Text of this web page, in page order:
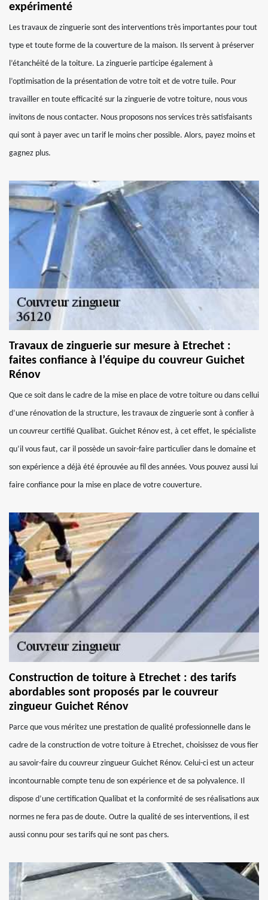
expérimenté
Les travaux de zinguerie sont des interventions très importantes pour tout
type et toute forme de la couverture de la maison. Ils servent à préserver
l’étanchéité de la toiture. La zinguerie participe également à
l’optimisation de la présentation de votre toit et de votre tuile. Pour
travailler en toute efficacité sur la zinguerie de votre toiture, nous vous
invitons de nous contacter. Nous proposons nos services très satisfaisants
qui sont à payer avec un tarif le moins cher possible. Alors, payez moins et
gagnez plus.
Travaux de zinguerie sur mesure à Etrechet :
faites confiance à l’équipe du couvreur Guichet
Rénov
Que ce soit dans le cadre de la mise en place de votre toiture ou dans cellui
d’une rénovation de la structure, les travaux de zinguerie sont à confier à
un couvreur certifié Qualibat. Guichet Rénov est, à cet effet, le spécialiste
qu’il vous faut, car il possède un savoir-faire particulier dans le domaine et
son expérience a déjà été éprouvée au fil des années. Vous pouvez aussi lui
faire confiance pour la mise en place de votre couverture.
Construction de toiture à Etrechet : des tarifs
abordables sont proposés par le couvreur
zingueur Guichet Rénov
Parce que vous méritez une prestation de qualité professionnelle dans le
cadre de la construction de votre toiture à Etrechet, choisissez de vous fier
au savoir-faire du couvreur zingueur Guichet Rénov. Celui-ci est un acteur
incontournable compte tenu de son expérience et de sa polyvalence. Il
dispose d’une certification Qualibat et la conformité de ses réalisations aux
normes ne fera pas de doute. Outre la qualité de ses interventions, il est
aussi connu pour ses tarifs qui ne sont pas chers.